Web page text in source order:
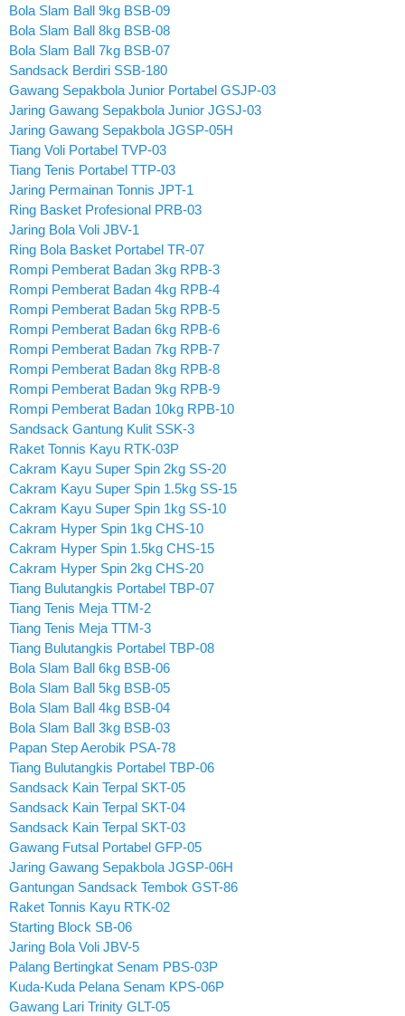
Bola Slam Ball 9kg BSB-09
Bola Slam Ball 8kg BSB-08
Bola Slam Ball 7kg BSB-07
Sandsack Berdiri SSB-180
Gawang Sepakbola Junior Portabel GSJP-03
Jaring Gawang Sepakbola Junior JGSJ-03
Jaring Gawang Sepakbola JGSP-05H
Tiang Voli Portabel TVP-03
Tiang Tenis Portabel TTP-03
Jaring Permainan Tonnis JPT-1
Ring Basket Profesional PRB-03
Jaring Bola Voli JBV-1
Ring Bola Basket Portabel TR-07
Rompi Pemberat Badan 3kg RPB-3
Rompi Pemberat Badan 4kg RPB-4
Rompi Pemberat Badan 5kg RPB-5
Rompi Pemberat Badan 6kg RPB-6
Rompi Pemberat Badan 7kg RPB-7
Rompi Pemberat Badan 8kg RPB-8
Rompi Pemberat Badan 9kg RPB-9
Rompi Pemberat Badan 10kg RPB-10
Sandsack Gantung Kulit SSK-3
Raket Tonnis Kayu RTK-03P
Cakram Kayu Super Spin 2kg SS-20
Cakram Kayu Super Spin 1.5kg SS-15
Cakram Kayu Super Spin 1kg SS-10
Cakram Hyper Spin 1kg CHS-10
Cakram Hyper Spin 1.5kg CHS-15
Cakram Hyper Spin 2kg CHS-20
Tiang Bulutangkis Portabel TBP-07
Tiang Tenis Meja TTM-2
Tiang Tenis Meja TTM-3
Tiang Bulutangkis Portabel TBP-08
Bola Slam Ball 6kg BSB-06
Bola Slam Ball 5kg BSB-05
Bola Slam Ball 4kg BSB-04
Bola Slam Ball 3kg BSB-03
Papan Step Aerobik PSA-78
Tiang Bulutangkis Portabel TBP-06
Sandsack Kain Terpal SKT-05
Sandsack Kain Terpal SKT-04
Sandsack Kain Terpal SKT-03
Gawang Futsal Portabel GFP-05
Jaring Gawang Sepakbola JGSP-06H
Gantungan Sandsack Tembok GST-86
Raket Tonnis Kayu RTK-02
Starting Block SB-06
Jaring Bola Voli JBV-5
Palang Bertingkat Senam PBS-03P
Kuda-Kuda Pelana Senam KPS-06P
Gawang Lari Trinity GLT-05